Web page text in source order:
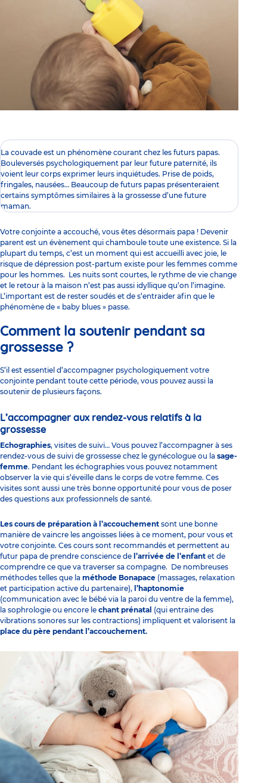
La couvade est un phénomène courant chez les futurs papas.
Bouleversés psychologiquement par leur future paternité, ils
voient leur corps exprimer leurs inquiétudes. Prise de poids,
fringales, nausées… Beaucoup de futurs papas présenteraient
certains symptômes similaires à la grossesse d’une future
maman.
Votre conjointe a accouché, vous êtes désormais papa ! Devenir
parent est un évènement qui chamboule toute une existence. Si la
plupart du temps, c’est un moment qui est accueilli avec joie, le
risque de dépression post-partum existe pour les femmes comme
pour les hommes. Les nuits sont courtes, le rythme de vie change
et le retour à la maison n’est pas aussi idyllique qu’on l’imagine.
L’important est de rester soudés et de s’entraider afin que le
phénomène de « baby blues » passe.
Comment la soutenir pendant sa
grossesse ?
S’il est essentiel d’accompagner psychologiquement votre
conjointe pendant toute cette période, vous pouvez aussi la
soutenir de plusieurs façons.
L’accompagner aux rendez-vous relatifs à la
grossesse
Echographies, visites de suivi… Vous pouvez l’accompagner à ses
rendez-vous de suivi de grossesse chez le gynécologue ou la sage-
femme. Pendant les échographies vous pouvez notamment
observer la vie qui s’éveille dans le corps de votre femme. Ces
visites sont aussi une très bonne opportunité pour vous de poser
des questions aux professionnels de santé.
Les cours de préparation à l’accouchement sont une bonne
manière de vaincre les angoisses liées à ce moment, pour vous et
votre conjointe. Ces cours sont recommandés et permettent au
futur papa de prendre conscience de l’arrivée de l’enfant et de
comprendre ce que va traverser sa compagne. De nombreuses
méthodes telles que la méthode Bonapace (massages, relaxation
et participation active du partenaire), l’haptonomie
(communication avec le bébé via la paroi du ventre de la femme),
la sophrologie ou encore le chant prénatal (qui entraine des
vibrations sonores sur les contractions) impliquent et valorisent la
place du père pendant l’accouchement.